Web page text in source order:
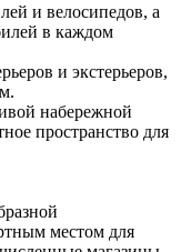
и велосипедов, а
в каждом
и экстерьеров,
набережной
пространство для
местом для